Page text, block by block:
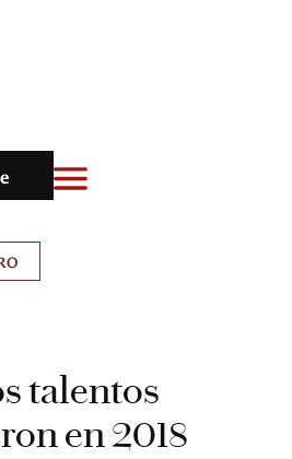
talentos
en 2018